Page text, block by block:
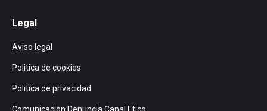
opens
new
window
new
windowwindow
Legal
Aviso legal
Politica de cookies
Politica de privacidad